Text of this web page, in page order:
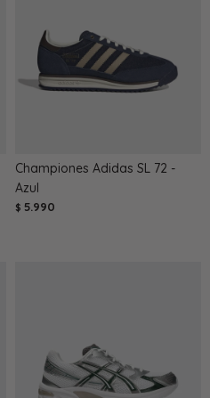
Championes Adidas SL 72 -
Azul
$ 5.990